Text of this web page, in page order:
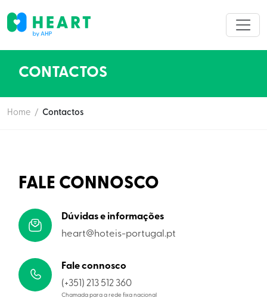
CONTACTOS
Home / Contactos
FALE CONNOSCO
Dúvidas e informações
heart@hoteis-portugal.pt
Fale connosco
(+351) 213 512 360
Chamada para a rede fixa nacional